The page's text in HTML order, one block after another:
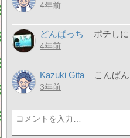
4年前
どんぱっち ポチし
4年前
Kazuki Gita こんば
3年前